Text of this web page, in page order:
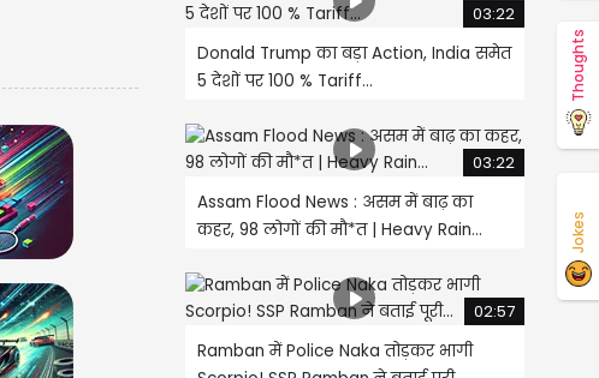
03:22
Donald Trump का बड़ा Action, India समेत
5 देशों पर 100 % Tariff...
03:22
Assam Flood News : असम में बाढ़ का
कहर, 98 लोगों की मौ*त | Heavy Rain...
02:57
Ramban में Police Naka तोड़कर भागी
Thoughts
Jokes